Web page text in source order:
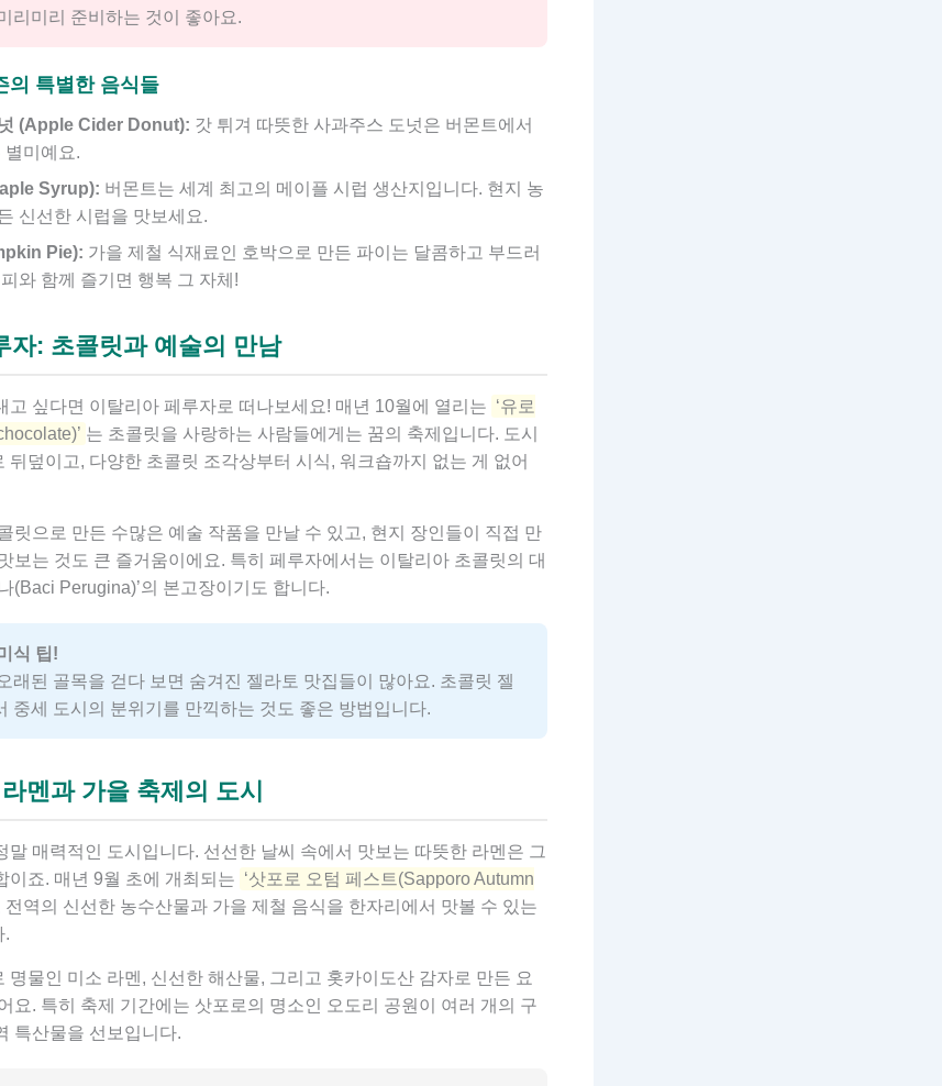
리미리 준비하는 것이 좋아요.
의 특별한 음식들
(Apple Cider Donut): 갓 튀겨 따뜻한 사과주스 도넛은 버몬트에서
별미예요.
Syrup): 버몬트는 세계 최고의 메이플 시럽 생산지입니다. 현지 농
신선한 시럽을 맛보세요.
Pie): 가을 제철 식재료인 호박으로 만든 파이는 달콤하고 부드러
와 함께 즐기면 행복 그 자체!
자: 초콜릿과 예술의 만남
고 싶다면 이탈리아 페루자로 떠나보세요! 매년 10월에 열리는 ‘유로
는 초콜릿을 사랑하는 사람들에게는 꿈의 축제입니다. 도시
뒤덮이고, 다양한 초콜릿 조각상부터 시식, 워크숍까지 없는 게 없어
릿으로 만든 수많은 예술 작품을 만날 수 있고, 현지 장인들이 직접 만
보는 것도 큰 즐거움이에요. 특히 페루자에서는 이탈리아 초콜릿의 대
(Baci Perugina)’의 본고장이기도 합니다.
식 팁!
래된 골목을 걷다 보면 숨겨진 젤라토 맛집들이 많아요. 초콜릿 젤
중세 도시의 분위기를 만끽하는 것도 좋은 방법입니다.
멘과 가을 축제의 도시
말 매력적인 도시입니다. 선선한 날씨 속에서 맛보는 따뜻한 라멘은 그
이죠. 매년 9월 초에 개최되는 ‘삿포로 오텀 페스트(Sapporo Autumn
전역의 신선한 농수산물과 가을 제철 음식을 한자리에서 맛볼 수 있는
.
명물인 미소 라멘, 신선한 해산물, 그리고 홋카이도산 감자로 만든 요
요. 특히 축제 기간에는 삿포로의 명소인 오도리 공원이 여러 개의 구
특산물을 선보입니다.